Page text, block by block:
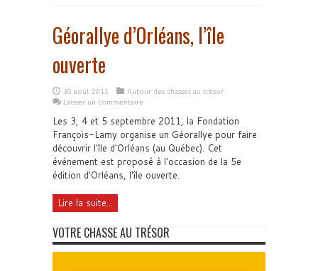
Géorallye d’Orléans, l’île
ouverte
30 août 2011
Autour des chasses au trésor
Laisser un commentaire
Les 3, 4 et 5 septembre 2011, la Fondation
François-Lamy organise un Géorallye pour faire
découvrir l'île d'Orléans (au Québec). Cet
événement est proposé à l'occasion de la 5e
édition d'Orléans, l'île ouverte.
Lire la suite...
VOTRE CHASSE AU TRÉSOR